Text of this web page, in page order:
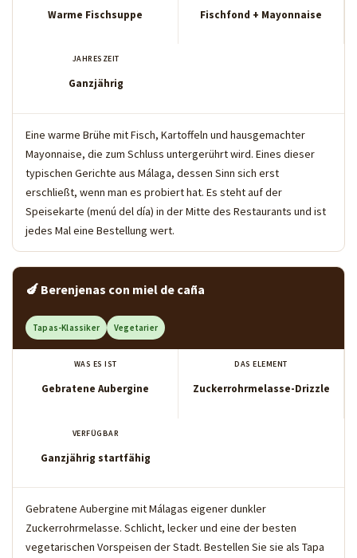
Warme Fischsuppe Fischfond + Mayonnaise
JAHRESZEIT
Ganzjährig
Eine warme Brühe mit Fisch, Kartoffeln und hausgemachter
Mayonnaise, die zum Schluss untergerührt wird. Eines dieser
typischen Gerichte aus Málaga, dessen Sinn sich erst
erschließt, wenn man es probiert hat. Es steht auf der
Speisekarte (menú del día) in der Mitte des Restaurants und ist
jedes Mal eine Bestellung wert.
🍆 Berenjenas con miel de caña
Tapas-Klassiker Vegetarier
WAS ES IST
Gebratene Aubergine
DAS ELEMENT
Zuckerrohrmelasse-Drizzle
VERFÜGBAR
Ganzjährig startfähig
Gebratene Aubergine mit Málagas eigener dunkler
Zuckerrohrmelasse. Schlicht, lecker und eine der besten
vegetarischen Vorspeisen der Stadt. Bestellen Sie sie als Tapa